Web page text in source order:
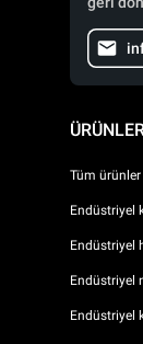
Tüm ürünler
Endüstriyel
Endüstriyel
Endüstriyel
Endüstriyel